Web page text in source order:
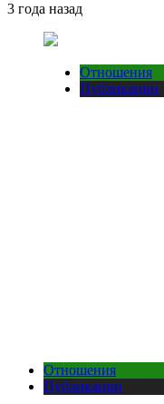
3 года назад
Отношения
Публикации
Отношения
Публикации